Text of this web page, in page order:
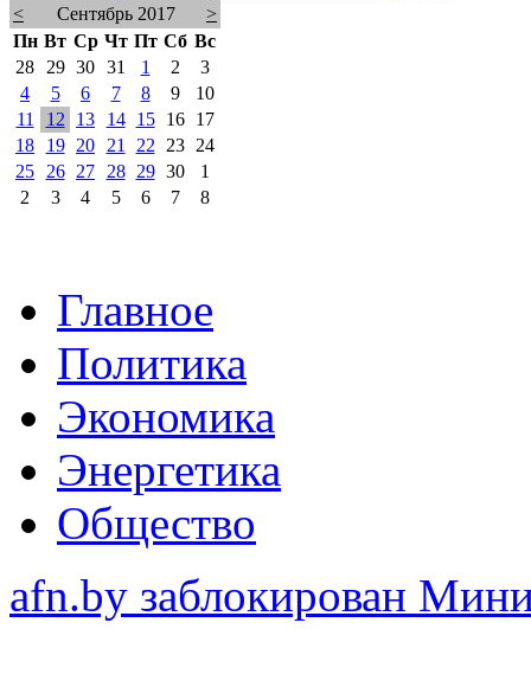
< Сентябрь 2017
>
Пн Вт Ср Чт Пт Сб Вс
28
29 30 31 1 2
3
4
5 6 7 8 9
10
11
12 13 14 15 16
17
18
19 20 21 22 23
24
25
26 27 28 29 30
1
2
3 4 5 6 7 8
Главное
Политика
Экономика
Энергетика
Общество
afn.by заблокирован